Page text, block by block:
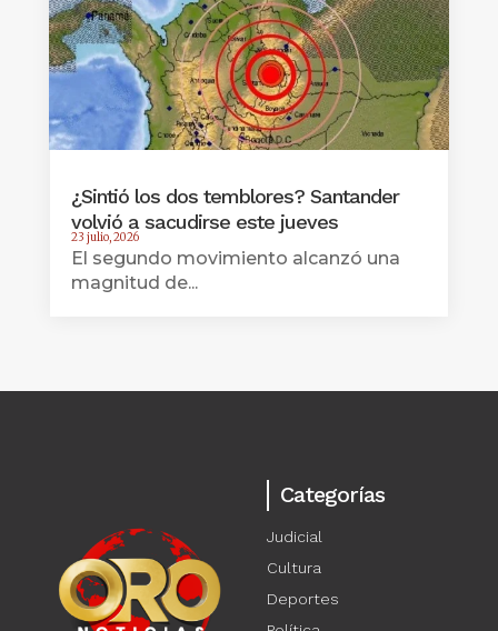
¿Sintió los dos temblores? Santander
volvió a sacudirse este jueves
23 julio, 2026
El segundo movimiento alcanzó una
magnitud de...
Categorías
Judicial
Cultura
Deportes